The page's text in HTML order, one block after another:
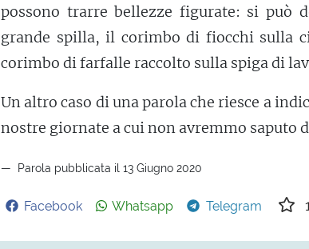
possono trarre bellezze figurate: si può
grande spilla, il corimbo di fiocchi sulla
corimbo di farfalle raccolto sulla spiga di
Un altro caso di una parola che riesce a
nostre giornate a cui non avremmo saputo
Parola pubblicata il 13 Giugno 2020
Facebook Whatsapp Telegram